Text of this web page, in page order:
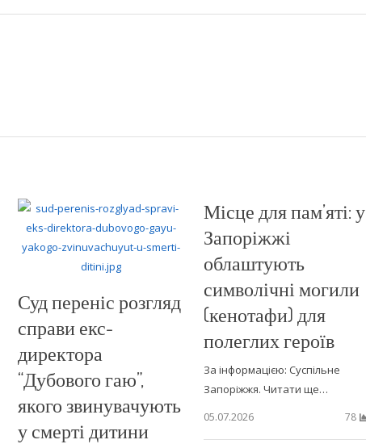
Суд переніс розгляд
справи екс-
директора
“Дубового гаю”,
якого звинувачують
у смерті дитини
Місце для пам’яті: у
Запоріжжі
облаштують
символічні могили
(кенотафи) для
полеглих героїв
За інформацією: Суспільне
Запоріжжя. Читати ще…
05.07.2026
78